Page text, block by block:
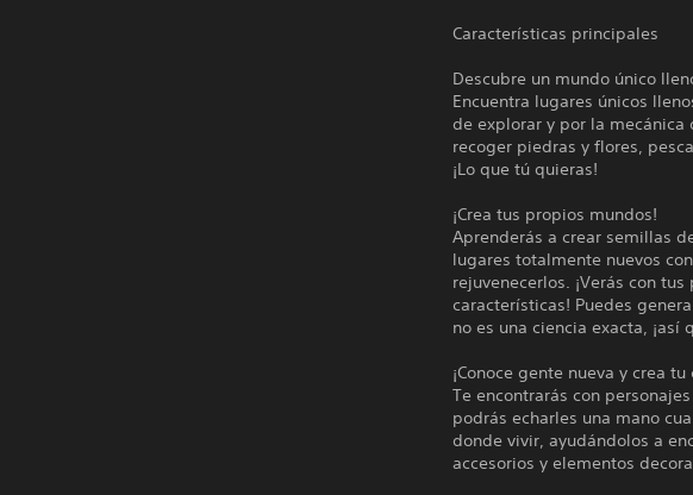
Características principales
Descubre un mundo único
Encuentra lugares únicos
de explorar y por la mecánica
recoger piedras y flores,
¡Lo que tú quieras!
¡Crea tus propios mundos!
Aprenderás a crear semillas
lugares totalmente nuevos
rejuvenecerlos. ¡Verás con
características! Puedes
no es una ciencia exacta,
¡Conoce gente nueva y crea
Te encontrarás con
podrás echarles una mano
donde vivir, ayudándolos a
accesorios y elementos